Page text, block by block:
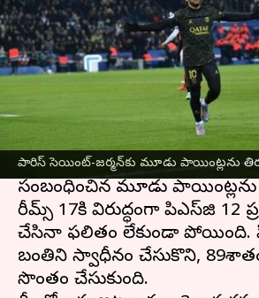
పారిస్ సెయింట్-జర్మన్‌కు మూడు పాయింట్లను
వ్రాసిన వారు Jayachandra Akuri Jan 31, 2023
ఈ వార్తాకథనం ఏంటి
లీగ్ 1 2022-2023
లో భాగంగా
జర్మన్, లీడర్స్ ప్యారిస్ మధ్య
డ్రాగా ముగిసింది. రీమ్స్ చివరి
ఈక్వలైజర్‌ను కనుగొన్న ప్యారిస్
సంబంధించిన మూడు పాయింట్లను
రీమ్స్ 17కి విరుద్ధంగా పిఎస్‌జి 12
చేసినా ఫలితం లేకుండా పోయింది.
బంతిని స్వాధీనం చేసుకొని,
సొంతం చేసుకుంది.